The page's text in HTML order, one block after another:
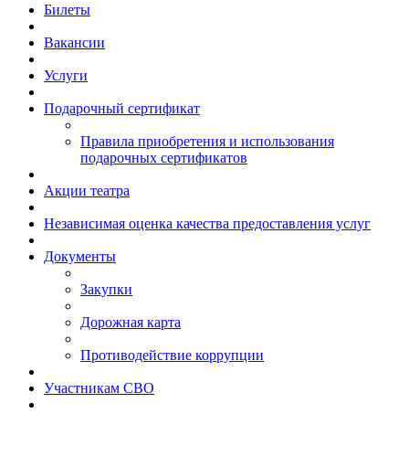
Билеты
Вакансии
Услуги
Подарочный сертификат
Правила приобретения и использования
подарочных сертификатов
Акции театра
Независимая оценка качества предоставления услуг
Документы
Закупки
Дорожная карта
Противодействие коррупции
Участникам СВО